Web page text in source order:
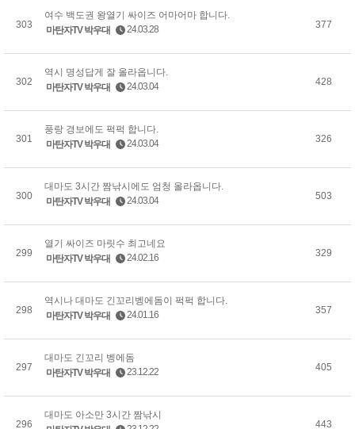
303
여수 백도권 왕열기 싸이즈 어마어마 합니다.
마탄자TV 박우대
24.03.28 377
302
역시 명성답게 잘 올라옵니다.
마탄자TV 박우대
24.03.04 428
301
풍랑 경보에도 퍽퍽 합니다.
마탄자TV 박우대
24.03.04 326
300
대마도 3시간 짬낚시에도 엄청 올라옵니다.
마탄자TV 박우대
24.03.04 503
299
열기 싸이즈 마릿수 최고네요
마탄자TV 박우대
24.02.16 329
298
역시나 대마도 긴꼬리벵에돔이 퍽퍽 합니다.
마탄자TV 박우대
24.01.16 357
297
대마도 긴꼬리 벵에돔
마탄자TV 박우대
23.12.22 405
296
대마도 아소만 3시간 짬낚시
443